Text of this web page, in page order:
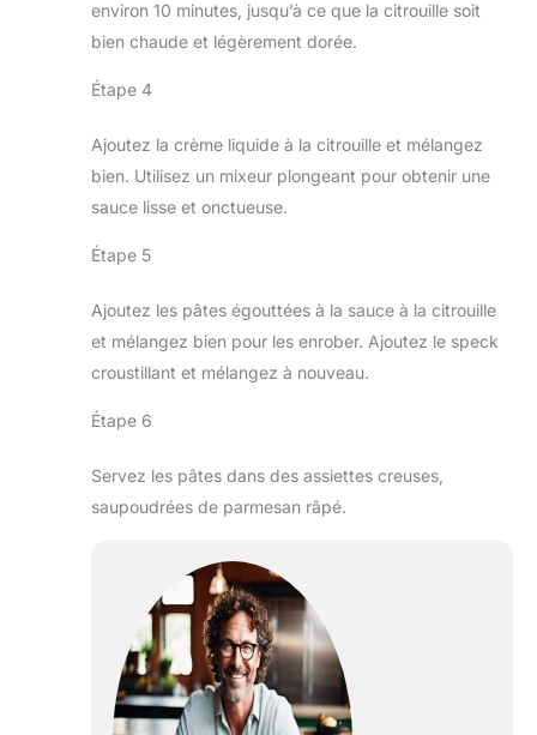
environ 10 minutes, jusqu’à ce que la citrouille soit
bien chaude et légèrement dorée.
Étape 4
Ajoutez la crème liquide à la citrouille et mélangez
bien. Utilisez un mixeur plongeant pour obtenir une
sauce lisse et onctueuse.
Étape 5
Ajoutez les pâtes égouttées à la sauce à la citrouille
et mélangez bien pour les enrober. Ajoutez le speck
croustillant et mélangez à nouveau.
Étape 6
Servez les pâtes dans des assiettes creuses,
saupoudrées de parmesan râpé.